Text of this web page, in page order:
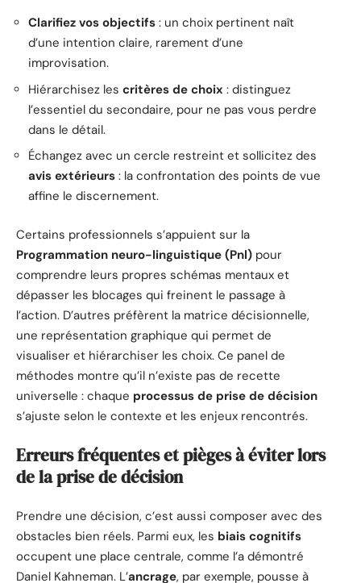
Clarifiez vos objectifs : un choix pertinent naît
d’une intention claire, rarement d’une
improvisation.
Hiérarchisez les critères de choix : distinguez
l’essentiel du secondaire, pour ne pas vous perdre
dans le détail.
Échangez avec un cercle restreint et sollicitez des
avis extérieurs : la confrontation des points de vue
affine le discernement.
Certains professionnels s’appuient sur la
Programmation neuro-linguistique (Pnl) pour
comprendre leurs propres schémas mentaux et
dépasser les blocages qui freinent le passage à
l’action. D’autres préfèrent la matrice décisionnelle,
une représentation graphique qui permet de
visualiser et hiérarchiser les choix. Ce panel de
méthodes montre qu’il n’existe pas de recette
universelle : chaque processus de prise de décision
s’ajuste selon le contexte et les enjeux rencontrés.
Erreurs fréquentes et pièges à éviter lors
de la prise de décision
Prendre une décision, c’est aussi composer avec des
obstacles bien réels. Parmi eux, les biais cognitifs
occupent une place centrale, comme l’a démontré
Daniel Kahneman. L’ancrage, par exemple, pousse à